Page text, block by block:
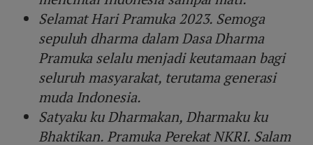
Selamat Hari Pramuka 2023. Semoga
sepuluh dharma dalam Dasa Dharma
Pramuka selalu menjadi keutamaan bagi
seluruh masyarakat, terutama generasi
muda Indonesia.
Satyaku ku Dharmakan, Dharmaku ku
Bhaktikan. Pramuka Perekat NKRI. Salam